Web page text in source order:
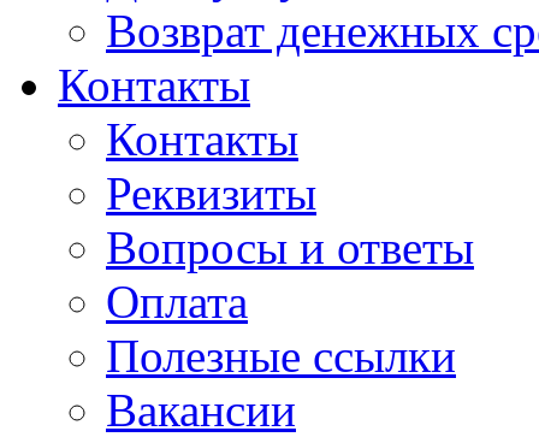
Возврат денежных
Контакты
Контакты
Реквизиты
Вопросы и ответы
Оплата
Полезные ссылки
Вакансии